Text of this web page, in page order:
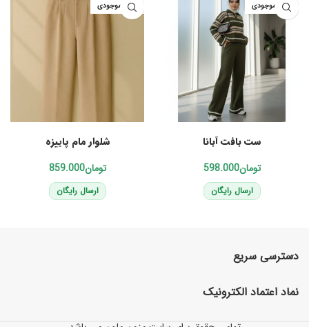
اتمام موجودی
ست بافت آبانا
تومان
ارسال رایگان
اتمام موجودی
شلوار مام پاییزه
تومان
ارسال رایگان
دسترسی سریع
نماد اعتماد الکترونیک